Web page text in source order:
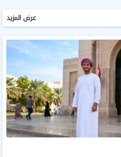
عرض المزيد